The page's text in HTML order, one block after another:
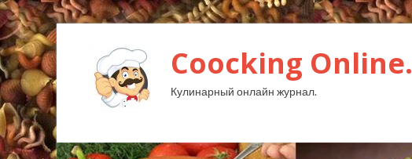
Coocking Online.
Кулинарный онлайн журнал.